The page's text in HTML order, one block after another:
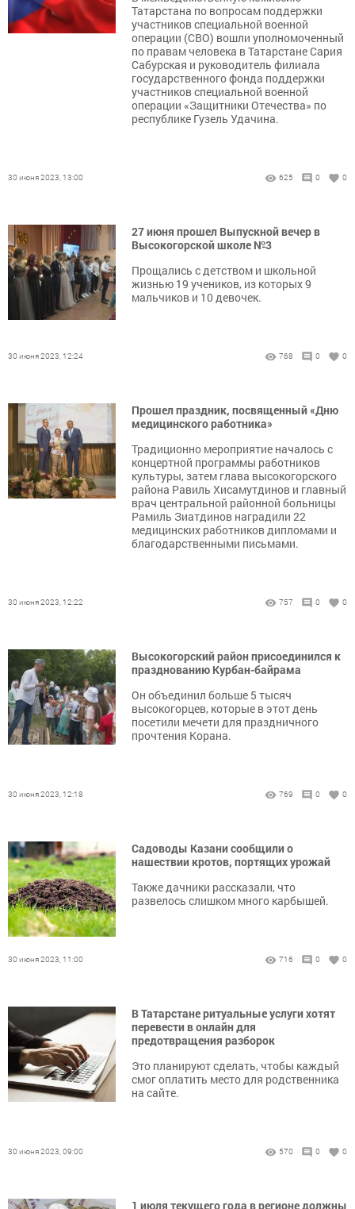
Татарстана по вопросам поддержки
участников специальной военной
операции (СВО) вошли уполномоченный
по правам человека в Татарстане Сария
Сабурская и руководитель филиала
государственного фонда поддержки
участников специальной военной
операции «Защитники Отечества» по
республике Гузель Удачина.
30 июня 2023, 13:00 625 0 0
27 июня прошел Выпускной вечер в
Высокогорской школе №3
Прощались с детством и школьной
жизнью 19 учеников, из которых 9
мальчиков и 10 девочек.
30 июня 2023, 12:24 768 0 0
Прошел праздник, посвященный «Дню
медицинского работника»
Традиционно мероприятие началось с
концертной программы работников
культуры, затем глава высокогорского
района Равиль Хисамутдинов и главный
врач центральной районной больницы
Рамиль Зиатдинов наградили 22
медицинских работников дипломами и
благодарственными письмами.
30 июня 2023, 12:22 757 0 0
Высокогорский район присоединился к
празднованию Курбан-байрама
Он объединил больше 5 тысяч
высокогорцев, которые в этот день
посетили мечети для праздничного
прочтения Корана.
30 июня 2023, 12:18 769 0 0
Садоводы Казани сообщили о
нашествии кротов, портящих урожай
Также дачники рассказали, что
развелось слишком много карбышей.
30 июня 2023, 11:00 716 0 0
В Татарстане ритуальные услуги хотят
перевести в онлайн для
предотвращения разборок
Это планируют сделать, чтобы каждый
смог оплатить место для родственника
на сайте.
30 июня 2023, 09:00 570 0 0
1 июля текущего года в регионе должны